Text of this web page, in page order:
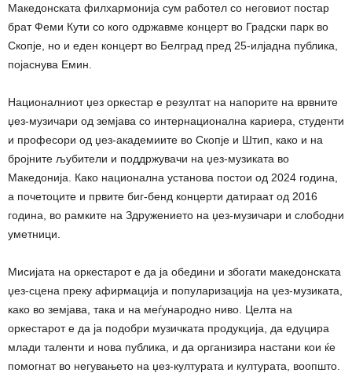
Македонската филхармонија сум работел со неговиот постар
брат Феми Кути со кого одржавме концерт во Градски парк во
Скопје, но и еден концерт во Белград пред 25-илјадна публика,
појаснува Емин.
Националниот џез оркестар е резултат на напорите на врвните
џез-музичари од земјава со интернационална кариера, студенти
и професори од џез-академиите во Скопје и Штип, како и на
бројните љубители и поддржувачи на џез-музиката во
Македонија. Како национална установа постои од 2024 година,
а почетоците и првите биг-бенд концерти датираат од 2016
година, во рамките на Здружението на џез-музичари и слободни
уметници.
Мисијата на оркестарот е да ја обедини и збогати македонската
џез-сцена преку афирмација и популаризација на џез-музиката,
како во земјава, така и на меѓународно ниво. Целта на
оркестарот е да ја подобри музичката продукција, да едуцира
млади таленти и нова публика, и да организира настани кои ќе
помогнат во негувањето на џез-културата и културата, воопшто.